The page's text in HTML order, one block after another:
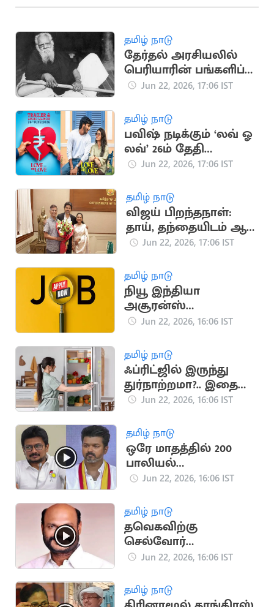
தமிழ் நாடு
தேர்தல் அரசியலில்
பெரியாரின் பங்களிப்பு
என்ன தெரியுமா?
Jun 22, 2026, 17:06 IST
தமிழ் நாடு
பவிஷ் நடிக்கும் ‘லவ் ஓ
லவ்’ 26ம் தேதி
டிரெய்லர், இசை
Jun 22, 2026, 17:06 IST
தமிழ் நாடு
விஜய் பிறந்தநாள்:
தாய், தந்தையிடம் ஆசி
பெற்ற முதல்வர்
Jun 22, 2026, 17:06 IST
தமிழ் நாடு
நியூ இந்தியா
அசூரன்ஸ்
நிறுவனத்தில் வேலை
Jun 22, 2026, 16:06 IST
தமிழ் நாடு
ஃப்ரிட்ஜில் இருந்து
துர்நாற்றமா?.. இதை
ஃபாலோ பண்ணுங்க
Jun 22, 2026, 16:06 IST
தமிழ் நாடு
ஒரே மாதத்தில் 200
பாலியல்
வன்கொடுமைகள்..
Jun 22, 2026, 16:06 IST
தமிழ் நாடு
தவெகவிற்கு
செல்வோர்
அனைவரும்
ஜான்பாண்டியன்
Jun 22, 2026, 16:06 IST
தமிழ் நாடு